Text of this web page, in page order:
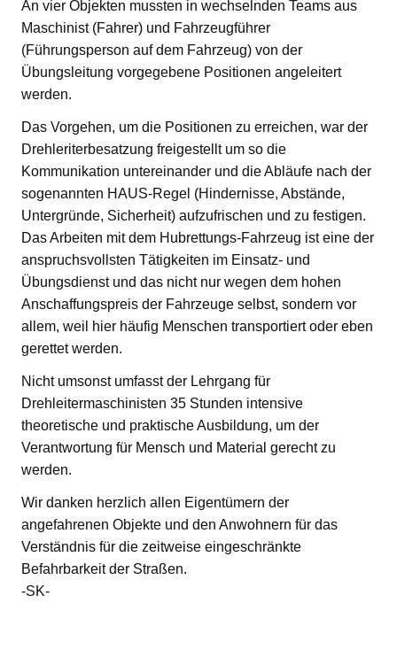
An vier Objekten mussten in wechselnden Teams aus
Maschinist (Fahrer) und Fahrzeugführer
(Führungsperson auf dem Fahrzeug) von der
Übungsleitung vorgegebene Positionen angeleitert
werden.
Das Vorgehen, um die Positionen zu erreichen, war der
Drehleriterbesatzung freigestellt um so die
Kommunikation untereinander und die Abläufe nach der
sogenannten HAUS-Regel (Hindernisse, Abstände,
Untergründe, Sicherheit) aufzufrischen und zu festigen.
Das Arbeiten mit dem Hubrettungs-Fahrzeug ist eine der
anspruchsvollsten Tätigkeiten im Einsatz- und
Übungsdienst und das nicht nur wegen dem hohen
Anschaffungspreis der Fahrzeuge selbst, sondern vor
allem, weil hier häufig Menschen transportiert oder eben
gerettet werden.
Nicht umsonst umfasst der Lehrgang für
Drehleitermaschinisten 35 Stunden intensive
theoretische und praktische Ausbildung, um der
Verantwortung für Mensch und Material gerecht zu
werden.
Wir danken herzlich allen Eigentümern der
angefahrenen Objekte und den Anwohnern für das
Verständnis für die zeitweise eingeschränkte
Befahrbarkeit der Straßen.
-SK-